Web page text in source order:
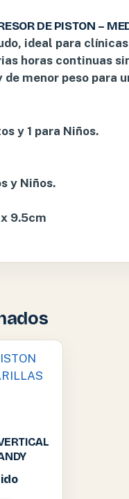
DE PISTON –
ideal para
horas continuas
de menor peso para
y 1 para Niños.
y Niños.
9.5cm